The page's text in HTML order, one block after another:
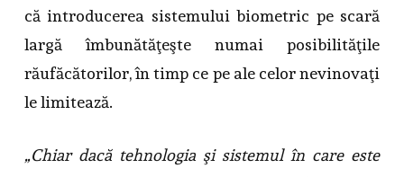
că introducerea sistemului biometric pe scară
largă îmbunătăţeşte numai posibilităţile
răufăcătorilor, în timp ce pe ale celor nevinovaţi
le limitează.
„Chiar dacă tehnologia şi sistemul în care este